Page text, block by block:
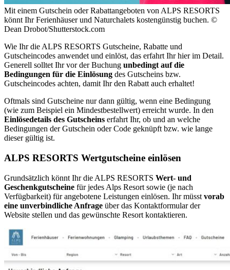
Mit einem Gutschein oder Rabattangeboten von ALPS RESORTS
könnt Ihr Ferienhäuser und Naturchalets kostengünstig buchen. ©
Dean Drobot/Shutterstock.com
Wie Ihr die ALPS RESORTS Gutscheine, Rabatte und
Gutscheincodes anwendet und einlöst, das erfahrt Ihr hier im Detail.
Generell solltet Ihr vor der Buchung unbedingt auf die
Bedingungen für die Einlösung des Gutscheins bzw.
Gutscheincodes achten, damit Ihr den Rabatt auch erhaltet!
Oftmals sind Gutscheine nur dann gültig, wenn eine Bedingung
(wie zum Beispiel ein Mindestbestellwert) erreicht wurde. In den
Einlösedetails des Gutscheins erfahrt Ihr, ob und an welche
Bedingungen der Gutschein oder Code geknüpft bzw. wie lange
dieser gültig ist.
ALPS RESORTS Wertgutscheine einlösen
Grundsätzlich könnt Ihr die ALPS RESORTS Wert- und
Geschenkgutscheine für jedes Alps Resort sowie (je nach
Verfügbarkeit) für angebotene Leistungen einlösen. Ihr müsst vorab
eine unverbindliche Anfrage über das Kontaktformular der
Website stellen und das gewünschte Resort kontaktieren.